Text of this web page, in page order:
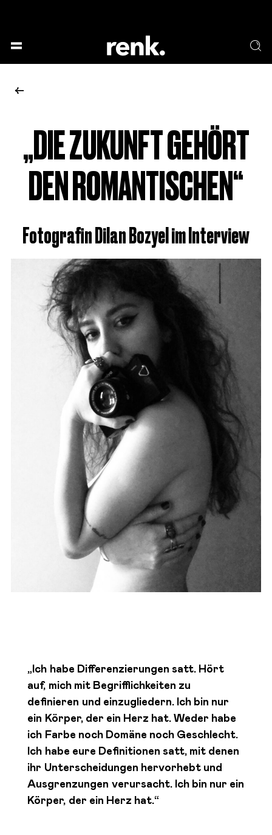
BÜHNE & SCHAUSPIEL
KEINE AUSWAHL
„DIE ZUKUNFT GEHÖRT
DEN ROMANTISCHEN“
Fotografin Dilan Bozyel im Interview
„Ich habe Differenzierungen satt. Hört
auf, mich mit Begrifflichkeiten zu
definieren und einzugliedern. Ich bin nur
ein Körper, der ein Herz hat. Weder habe
ich Farbe noch Domäne noch Geschlecht.
Ich habe eure Definitionen satt, mit denen
ihr Unterscheidungen hervorhebt und
Ausgrenzungen verursacht. Ich bin nur ein
Körper, der ein Herz hat.“